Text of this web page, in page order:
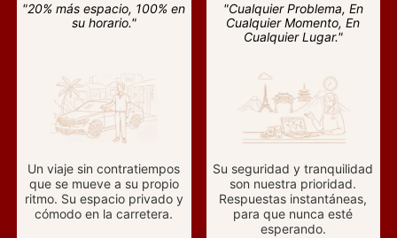
"20% más espacio, 100% en
su horario."
Un viaje sin contratiempos
que se mueve a su propio
ritmo. Su espacio privado y
cómodo en la carretera.
"Cualquier Problema, En
Cualquier Momento, En
Cualquier Lugar."
Su seguridad y tranquilidad
son nuestra prioridad.
Respuestas instantáneas,
para que nunca esté
esperando.